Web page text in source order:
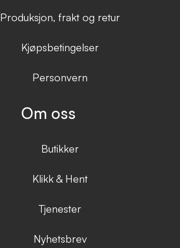
Produksjon, frakt og retur
Kjøpsbetingelser
Personvern
Om oss
Butikker
Klikk & Hent
Tjenester
Nyhetsbrev